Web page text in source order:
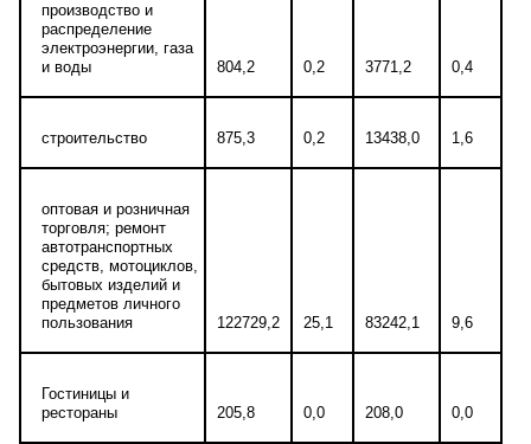
производство и
распределение
электроэнергии, газа
и воды
804,2 0,2 3771,2 0,4
строительство 875,3 0,2 13438,0 1,6
оптовая и розничная
торговля; ремонт
автотранспортных
средств, мотоциклов,
бытовых изделий и
предметов личного
пользования
122729,2 25,1 83242,1 9,6
Гостиницы и
рестораны
205,8 0,0 208,0 0,0